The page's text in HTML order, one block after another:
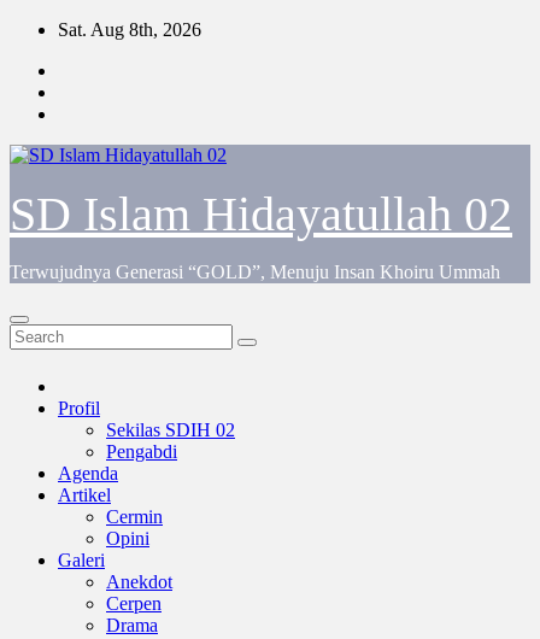
Skip
content
Sat. Aug 8th, 2026
SD Islam Hidayatullah 02
Terwujudnya Generasi “GOLD”, Menuju Insan Khoiru Ummah
Profil
Sekilas SDIH 02
Pengabdi
Agenda
Artikel
Cermin
Opini
Galeri
Anekdot
Cerpen
Drama